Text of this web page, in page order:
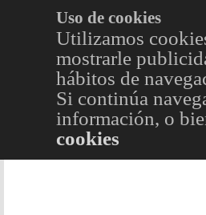
Uso de cookies
Utilizamos
mostrarle
hábitos de
Si continúa
información, o
cookies